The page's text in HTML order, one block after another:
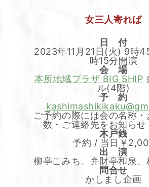
女三人寄れば
日 付
2023年11月21日(火) 9時
時15分開演
会 場
本所地域プラザ BIG SHIP
ル(4階)
予 約
ご予約の際には会の名称・
数・ご連絡先をお知らせ
木戸銭
予約 / 当日￥
出 演
柳亭こみち、弁財亭和泉、
問合せ
かしまし企画